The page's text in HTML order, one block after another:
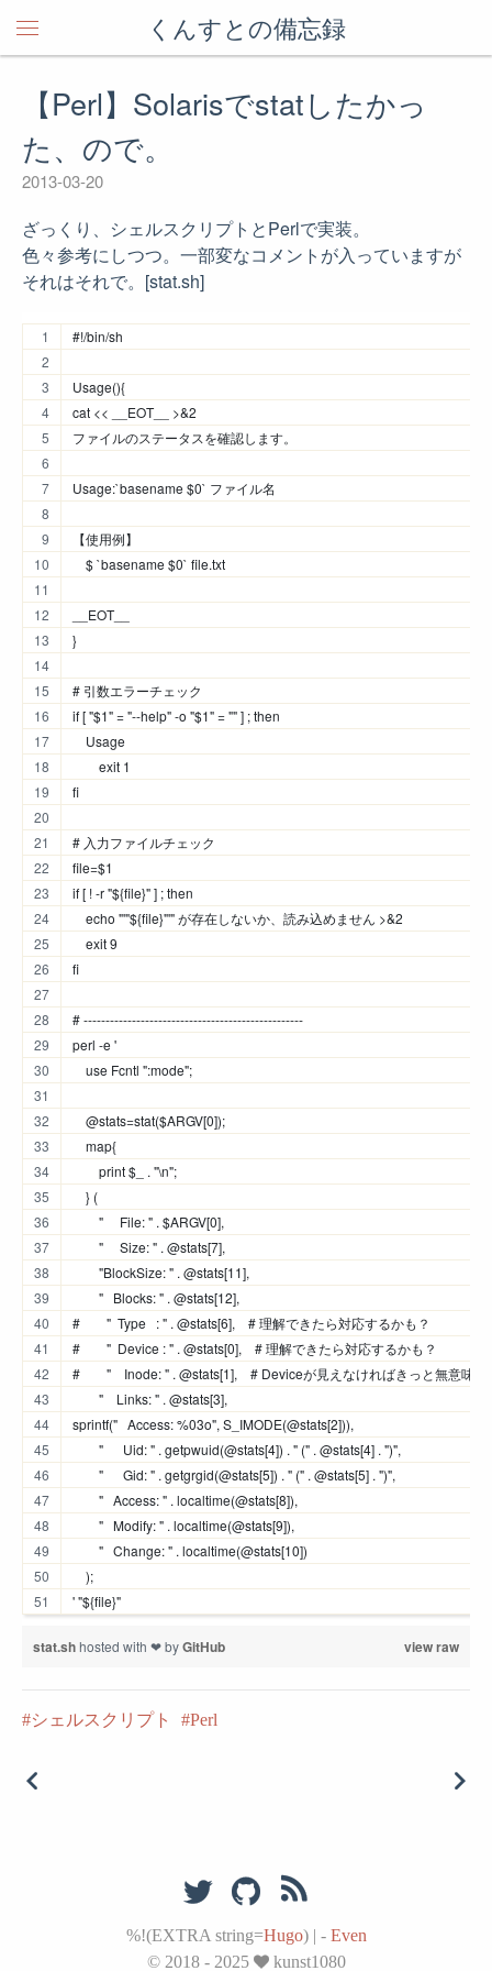
くんすとの備忘録
【Perl】Solarisでstatしたかっ
た、ので。
2013-03-20
ざっくり、シェルスクリプトとPerlで実装。
色々参考にしつつ。一部変なコメントが入っていますが
それはそれで。[stat.sh]
#!/bin/sh
Usage(){
cat << __EOT__ >&2
ファイルのステータスを確認します。
Usage:`basename $0` ファイル名
【使用例】
    $ `basename $0` file.txt
__EOT__
}
# 引数エラーチェック
if [ "$1" = "--help" -o "$1" = "" ] ; then
    Usage
	exit 1
fi
# 入力ファイルチェック
file=$1
if [ ! -r "${file}" ] ; then
    echo "'"${file}"'" が存在しないか、読み込めません >&2
    exit 9
fi
# --------------------------------------------------
perl -e '
    use Fcntl ":mode";
    @stats=stat($ARGV[0]);
    map{
        print $_ . "\n";
    } (
        "     File: " . $ARGV[0],
        "     Size: " . @stats[7],
        "BlockSize: " . @stats[11],
        "   Blocks: " . @stats[12],
#        "  Type   : " . @stats[6],    # 理解できたら対応するかも？
#        "  Device : " . @stats[0],    # 理解できたら対応するかも？
#        "    Inode: " . @stats[1],    # Deviceが見えなければきっと無意味
        "    Links: " . @stats[3],
sprintf("   Access: %03o", S_IMODE(@stats[2])),
        "      Uid: " . getpwuid(@stats[4]) . " (" . @stats[4] . ")",
        "      Gid: " . getgrgid(@stats[5]) . " (" . @stats[5] . ")",
        "   Access: " . localtime(@stats[8]),
        "   Modify: " . localtime(@stats[9]),
        "   Change: " . localtime(@stats[10])
    );
' "${file}"
view raw
stat.shhosted with ❤ byGitHub
シェルスクリプト Perl
%!(EXTRA string=Hugo) | - Even
© 2018 - 2025
kunst1080